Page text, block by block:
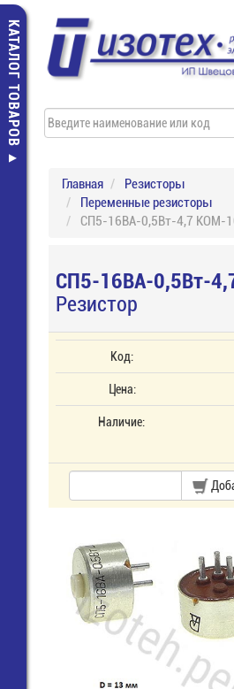
КАТАЛОГ ТОВАРОВ
Главная
Резисторы
Переменные резисторы
СП5-16ВА-0,5Вт-4,7 КОМ-
СП5-16ВА-0,5Вт-
Резистор
Код:
Цена:
Наличие: